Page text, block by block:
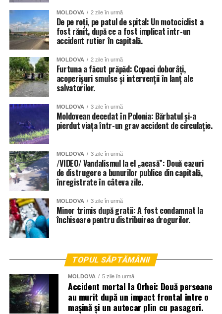
MOLDOVA 2 zile în urmă
De pe roți, pe patul de spital: Un motociclist a
fost rănit, după ce a fost implicat într-un
accident rutier în capitală.
MOLDOVA 2 zile în urmă
Furtuna a făcut prăpăd: Copaci doborâți,
acoperișuri smulse și intervenții în lanț ale
salvatorilor.
MOLDOVA 3 zile în urmă
Moldovean decedat în Polonia: Bărbatul și-a
pierdut viața într-un grav accident de circulație.
MOLDOVA 3 zile în urmă
/VIDEO/ Vandalismul la el „acasă”: Două cazuri
de distrugere a bunurilor publice din capitală,
înregistrate în câteva zile.
MOLDOVA 3 zile în urmă
Minor trimis după gratii: A fost condamnat la
închisoare pentru distribuirea drogurilor.
TOPUL SĂPTĂMÂNII
MOLDOVA 5 zile în urmă
Accident mortal la Orhei: Două persoane
au murit după un impact frontal între o
mașină și un autocar plin cu pasageri.